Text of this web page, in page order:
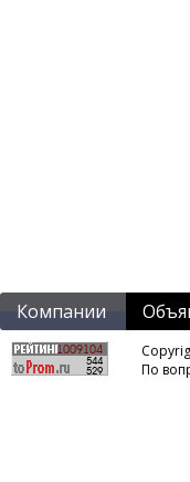
Компании
По